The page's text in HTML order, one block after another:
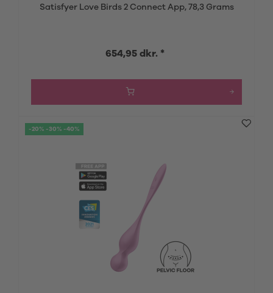
Satisfyer Love Birds 2 Connect App, 78,3 Grams
654,95 dkr. *
-20% -30% -40%